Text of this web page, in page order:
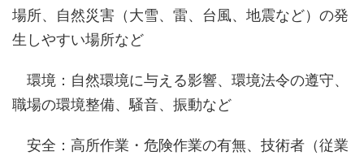
場所、自然災害（大雪、雷、台風、地震など）の発
生しやすい場所など
環境：自然環境に与える影響、環境法令の遵守、
職場の環境整備、騒音、振動など
安全：高所作業・危険作業の有無、技術者（従業